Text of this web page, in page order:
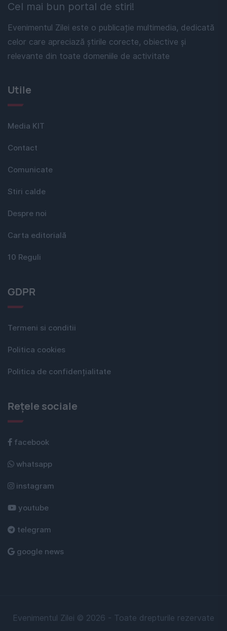
Cel mai bun portal de stiri!
Evenimentul Zilei este o publicație multimedia, dedicată
celor care apreciază știrile corecte, obiective și
relevante din toate domeniile de activitate
Utile
Media KIT
Contact
Comunicate
Stiri calde
Despre noi
Carta editorială
10 Reguli
GDPR
Termeni si conditii
Politica cookies
Politica de confidențialitate
Rețele sociale
facebook
whatsapp
instagram
youtube
telegram
google news
Evenimentul Zilei © 2026 - Toate drepturile rezervate